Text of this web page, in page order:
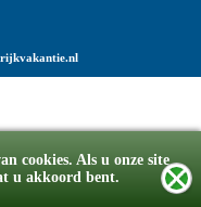
cookies. Als u onze site
u akkoord bent.